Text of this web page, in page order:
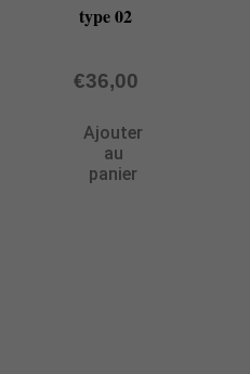
type 02
€36,00
Ajouter
au
panier